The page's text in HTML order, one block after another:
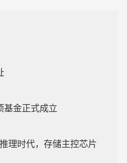
基金正式成立
理时代，存储主控芯片